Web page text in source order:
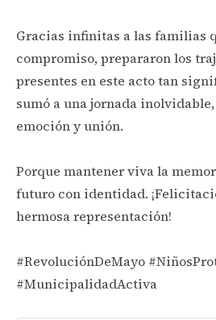
Gracias infinitas a las familias
compromiso, prepararon los
presentes en este acto tan
sumó a una jornada
emoción y unión.
Porque mantener viva la
futuro con identidad.
hermosa representación!
#RevoluciónDeMayo
#MunicipalidadActiva